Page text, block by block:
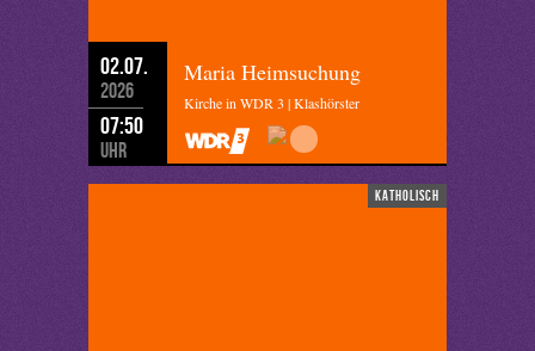
02.07.
2026
07:50
Uhr
Maria Heimsuchung
Kirche in WDR 3 | Klashörster
katholisch